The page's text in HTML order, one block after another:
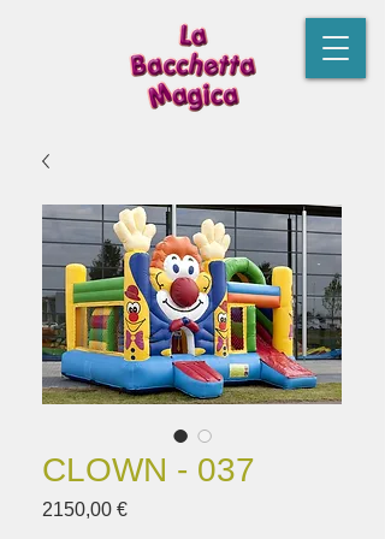
CLOWN - 037
2150,00 €Prezzo